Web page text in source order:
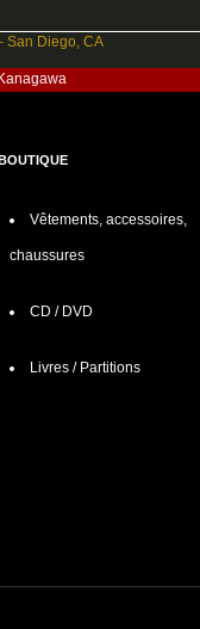
San Diego, CA
Vêtements, accessoires,
chaussures
CD / DVD
Livres / Partitions